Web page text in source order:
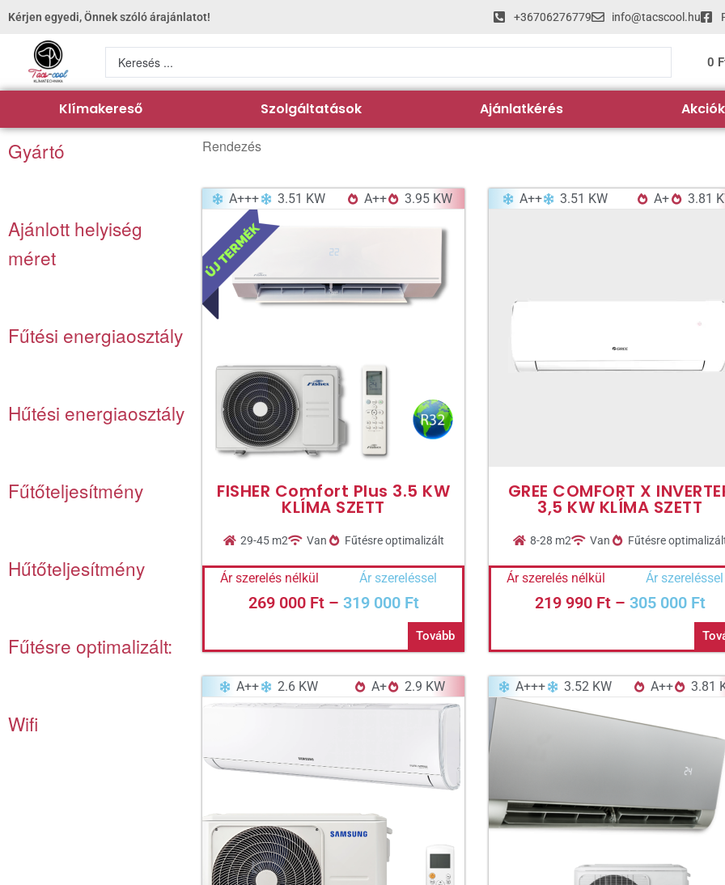
Kérjen egyedi, Önnek szóló árajánlatot! +36706276779 info@tacscool.hu
0
Klímakereső Szolgáltatások Ajánlatkérés Akciók
Gyártó
Ajánlott helyiség
méret
Fűtési energiaosztály
Hűtési energiaosztály
Fűtőteljesítmény
Hűtőteljesítmény
Fűtésre optimalizált:
Wifi
Rendezés
A+++ 3.51 KW A++ 3.95 KW
FISHER Comfort Plus 3.5 KW
KLÍMA SZETT
29-45 m2 Van Fűtésre optimalizált
Ár szerelés nélkül Ár szereléssel
269 000 Ft– 319 000 Ft
Tovább
A++ 3.51 KW A+ 3.81
GREE COMFORT X
3,5 KW KLÍMA SZETT
8-28 m2 Van Fűtésre
Ár szerelés nélkül Ár szereléssel
219 990 Ft– 305 000 Ft
A++ 2.6 KW A+ 2.9 KW A+++ 3.52 KW A++ 3.81